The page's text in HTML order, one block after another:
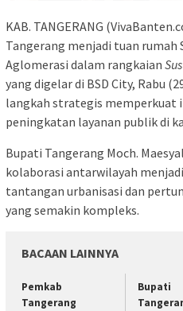
KAB. TANGERANG
Tangerang menjadi tuan rumah
Aglomerasi dalam rangkaian
yang digelar di BSD City, Rabu
langkah strategis memperkuat
peningkatan layanan publik di
Bupati Tangerang Moch.
kolaborasi antarwilayah
tantangan urbanisasi dan
yang semakin kompleks.
BACAAN LAINNYA
Pemkab
Tangerang
Bupati